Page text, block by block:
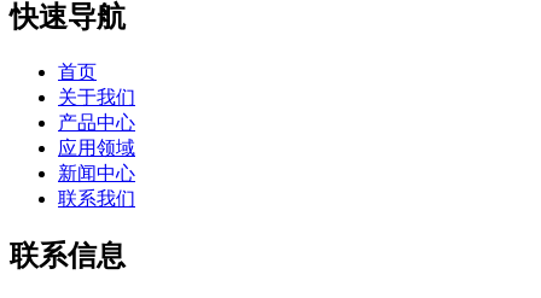
快速导航
首页
关于我们
产品中心
应用领域
新闻中心
联系我们
联系信息